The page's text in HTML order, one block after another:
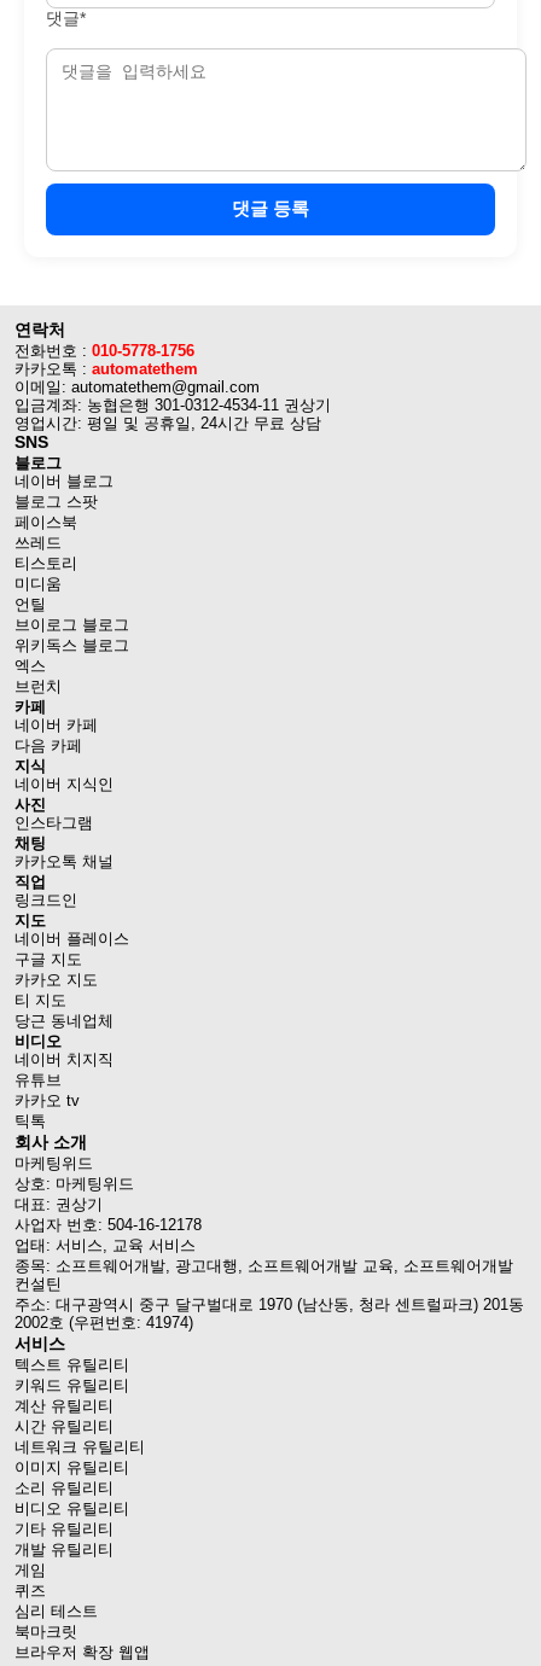
댓글*
댓글 등록
연락처
전화번호 : 010-5778-1756
카카오톡 : automatethem
이메일: automatethem@gmail.com
입금계좌: 농협은행 301-0312-4534-11 권상기
영업시간: 평일 및 공휴일, 24시간 무료 상담
SNS
블로그
네이버 블로그
블로그 스팟
페이스북
쓰레드
티스토리
미디움
언틸
브이로그 블로그
위키독스 블로그
엑스
브런치
카페
네이버 카페
다음 카페
지식
네이버 지식인
사진
인스타그램
채팅
카카오톡 채널
직업
링크드인
지도
네이버 플레이스
구글 지도
카카오 지도
티 지도
당근 동네업체
비디오
네이버 치지직
유튜브
카카오 tv
틱톡
회사 소개
마케팅위드
상호: 마케팅위드
대표: 권상기
사업자 번호: 504-16-12178
업태: 서비스, 교육 서비스
종목: 소프트웨어개발, 광고대행, 소프트웨어개발 교육, 소프트웨어개발
컨설틴
주소: 대구광역시 중구 달구벌대로 1970 (남산동, 청라 센트럴파크) 201동
2002호 (우편번호: 41974)
서비스
텍스트 유틸리티
키워드 유틸리티
계산 유틸리티
시간 유틸리티
네트워크 유틸리티
이미지 유틸리티
소리 유틸리티
비디오 유틸리티
기타 유틸리티
개발 유틸리티
게임
퀴즈
심리 테스트
북마크릿
브라우저 확장 웹앱